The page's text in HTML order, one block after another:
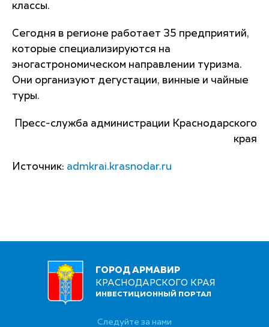
классы.
Сегодня в регионе работает 35 предприятий,
которые специализируются на
эногастрономическом направлении туризма.
Они организуют дегустации, винные и чайные
туры.
Пресс-служба администрации Краснодарского
края
Источник: admkrai.krasnodar.ru
ГОРОД АРМАВИР
КРАСНОДАРСКОГО КРАЯ
ИНВЕСТИЦИОННЫЙ ПОРТАЛ
Следуйте за нами